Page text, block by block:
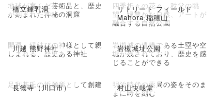
橋立鍾乳洞
地球が育んだ芸術品と、歴史
が刻まれた神秘の洞窟
リトリート フィールド
Mahora 稲穂山
四季折々の花々、秩父の眺
望、緑豊かな自然、アートが
融合する自然公園
川越 熊野神社
開運・縁結びの神様として親
しまれる、歴史ある神社
岩槻城址公園
岩槻城の遺構である土塁や空
堀が残されており、歴史を感
じることができる
長徳寺（川口市）
足利基氏の祈願所として創建 村山快哉堂
明治時代の薬局の姿をそのま
まに時を刻む